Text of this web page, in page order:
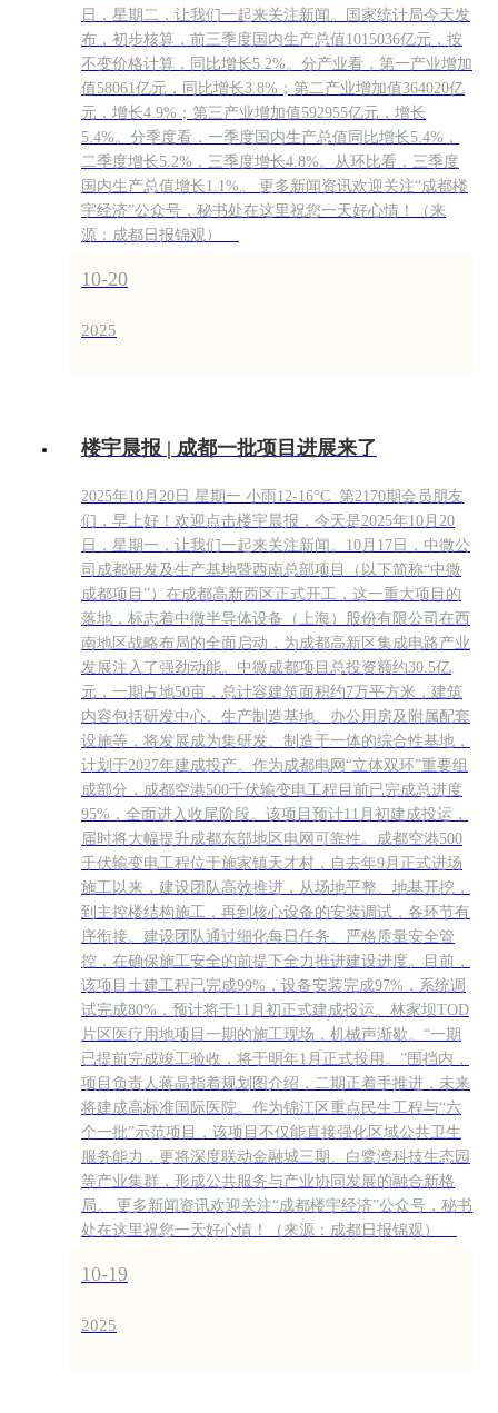
日，星期二，让我们一起来关注新闻。国家统计局今天发
布，初步核算，前三季度国内生产总值1015036亿元，按
不变价格计算，同比增长5.2%。分产业看，第一产业增加
值58061亿元，同比增长3.8%；第二产业增加值364020亿
元，增长4.9%；第三产业增加值592955亿元，增长
5.4%。分季度看，一季度国内生产总值同比增长5.4%，
二季度增长5.2%，三季度增长4.8%。从环比看，三季度
国内生产总值增长1.1%。 更多新闻资讯欢迎关注“成都楼
宇经济”公众号，秘书处在这里祝您一天好心情！（来
源：成都日报锦观）
10-20
2025
楼宇晨报 | 成都一批项目进展来了
2025年10月20日 星期一 小雨12-16°C 第2170期会员朋友
们，早上好！欢迎点击楼宇晨报，今天是2025年10月20
日，星期一，让我们一起来关注新闻。10月17日，中微公
司成都研发及生产基地暨西南总部项目（以下简称“中微
成都项目”）在成都高新西区正式开工，这一重大项目的
落地，标志着中微半导体设备（上海）股份有限公司在西
南地区战略布局的全面启动，为成都高新区集成电路产业
发展注入了强劲动能。中微成都项目总投资额约30.5亿
元，一期占地50亩，总计容建筑面积约7万平方米，建筑
内容包括研发中心、生产制造基地、办公用房及附属配套
设施等，将发展成为集研发、制造于一体的综合性基地，
计划于2027年建成投产。作为成都电网“立体双环”重要组
成部分，成都空港500千伏输变电工程目前已完成总进度
95%，全面进入收尾阶段。该项目预计11月初建成投运，
届时将大幅提升成都东部地区电网可靠性。成都空港500
千伏输变电工程位于施家镇天才村，自去年9月正式进场
施工以来，建设团队高效推进，从场地平整、地基开挖，
到主控楼结构施工，再到核心设备的安装调试，各环节有
序衔接。建设团队通过细化每日任务、严格质量安全管
控，在确保施工安全的前提下全力推进建设进度。目前，
该项目土建工程已完成99%，设备安装完成97%，系统调
试完成80%，预计将于11月初正式建成投运。林家坝TOD
片区医疗用地项目一期的施工现场，机械声渐歇。“一期
已提前完成竣工验收，将于明年1月正式投用。”围挡内，
项目负责人蒋晶指着规划图介绍，二期正着手推进，未来
将建成高标准国际医院。作为锦江区重点民生工程与“六
个一批”示范项目，该项目不仅能直接强化区域公共卫生
服务能力，更将深度联动金融城三期、白鹭湾科技生态园
等产业集群，形成公共服务与产业协同发展的融合新格
局。 更多新闻资讯欢迎关注“成都楼宇经济”公众号，秘书
处在这里祝您一天好心情！（来源：成都日报锦观）
10-19
2025